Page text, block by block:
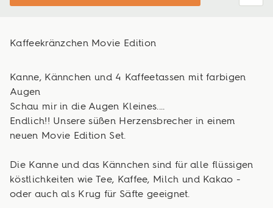
Kaffeekränzchen Movie Edition
Kanne, Kännchen und 4 Kaffeetassen mit farbigen
Augen
Schau mir in die Augen Kleines....
Endlich!! Unsere süßen Herzensbrecher in einem
neuen Movie Edition Set.
Die Kanne und das Kännchen sind für alle flüssigen
köstlichkeiten wie Tee, Kaffee, Milch und Kakao -
oder auch als Krug für Säfte geeignet.